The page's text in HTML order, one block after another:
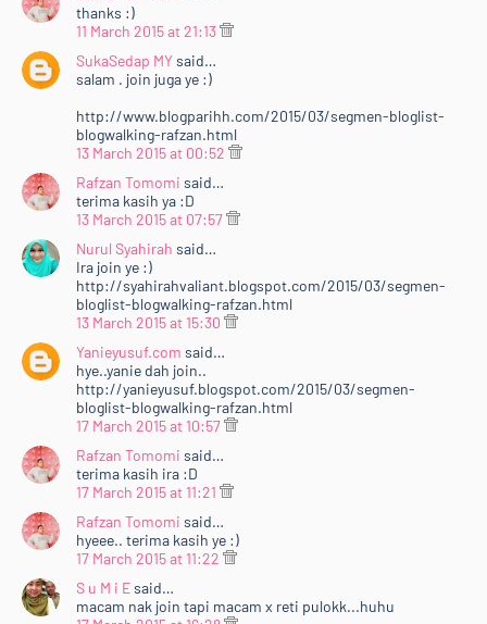
thanks :)
11 March 2015 at 21:13
SukaSedap MYsaid…
salam . join juga ye :)
http://www.blogparihh.com/2015/03/segmen-bloglist-
blogwalking-rafzan.html
13 March 2015 at 00:52
Rafzan Tomomi said…
terima kasih ya :D
13 March 2015 at 07:57
Nurul Syahirah said…
Ira join ye :)
http://syahirahvaliant.blogspot.com/2015/03/segmen-
bloglist-blogwalking-rafzan.html
13 March 2015 at 15:30
Yanieyusuf.com said…
hye..yanie dah join..
http://yanieyusuf.blogspot.com/2015/03/segmen-
bloglist-blogwalking-rafzan.html
17 March 2015 at 10:57
Rafzan Tomomi said…
terima kasih ira :D
17 March 2015 at 11:21
Rafzan Tomomi said…
hyeee.. terima kasih ye :)
17 March 2015 at 11:22
S u M i Esaid…
macam nak join tapi macam x reti pulokk...huhu